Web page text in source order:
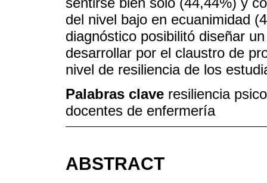
del nivel bajo en ecuanimidad
diagnóstico posibilitó diseñar
desarrollar por el claustro de
nivel de resiliencia de los
Palabras clave resiliencia
docentes de enfermería
ABSTRACT